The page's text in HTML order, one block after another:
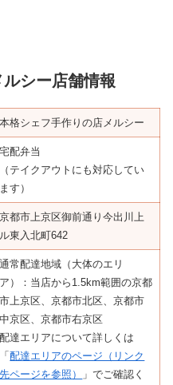
シー店舗情報
本格シェフ手作りの店メルシー
宅配弁当
（テイクアウトにも対応してい
ます）
京都市上京区御前通り今出川上
ル東入北町642
通常配達地域（大体のエリ
ア）：当店から1.5km範囲の京都
市上京区、京都市北区、京都市
中京区、京都市右京区
配達エリアについて詳しくは
「配達エリアのページ（リンク
先ページを参照）
」でご確認く